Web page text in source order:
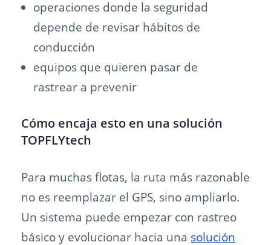
operaciones donde la seguridad
depende de revisar hábitos de
conducción
equipos que quieren pasar de
rastrear a prevenir
Cómo encaja esto en una solución
TOPFLYtech
Para muchas flotas, la ruta más razonable
no es reemplazar el GPS, sino ampliarlo.
Un sistema puede empezar con rastreo
básico y evolucionar hacia una solución